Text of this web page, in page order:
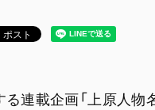
連載企画「上原人物